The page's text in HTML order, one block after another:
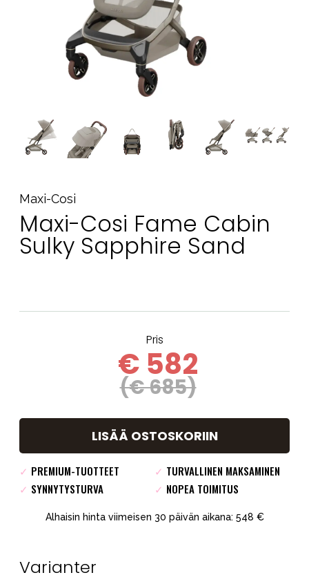
Maxi-Cosi
Maxi-Cosi Fame Cabin
Sulky Sapphire Sand
Pris
€ 582
(€ 685)
LISÄÄ OSTOSKORIIN
✓ PREMIUM-TUOTTEET ✓ TURVALLINEN MAKSAMINEN
✓ SYNNYTYSTURVA ✓ NOPEA TOIMITUS
Alhaisin hinta viimeisen 30 päivän aikana: 548 €
Varianter
Kampanjat
Lahjavinkkejä
Suosikit
Tavaramerkit
Aurinko ja uinti
Opas
Ota meihin yhteyttä osoitteessa
Myymälämme